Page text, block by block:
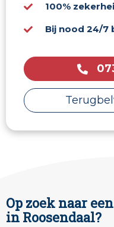
100%
Bij nood 24/7
Op zoek naar
in Roosendaal?